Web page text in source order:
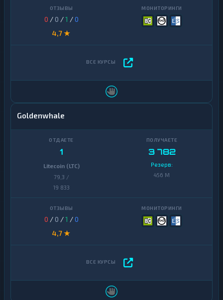
0 / 0 /1 /0
4,7 ★
Goldenwhale
1
Litecoin (LTC)
79,3 /
19 833
3 782
Резерв:
456 M
0 / 0 /1 /0
4,7 ★